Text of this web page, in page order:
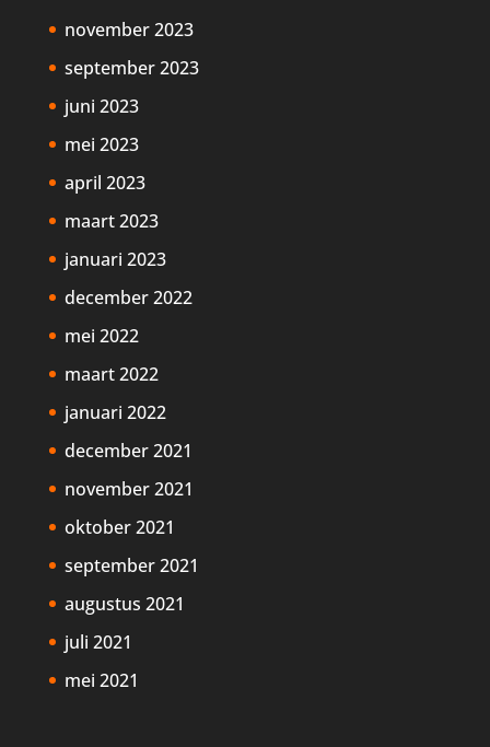
november 2023
september 2023
juni 2023
mei 2023
april 2023
maart 2023
januari 2023
december 2022
mei 2022
maart 2022
januari 2022
december 2021
november 2021
oktober 2021
september 2021
augustus 2021
juli 2021
mei 2021